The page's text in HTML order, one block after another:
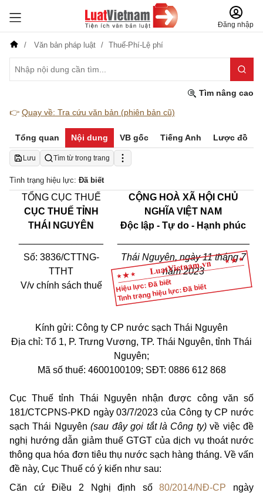
Đăng nhập
Văn bản pháp luật Thuế-Phí-Lệ phí
Tìm nâng cao
👉 Quay về: Tra cứu văn bản (phiên bản cũ)
Tổng quan Nội dung VB gốc Tiếng Anh Lược đồ
Lưu Tìm từ trong trang
Tình trạng hiệu lực: Đã biết
Hiệu lực: Đã biết
Tình trạng hiệu lực: Đã biết
TỔNG CỤC THUẾ
CỤC THU Ế TỈNH
THÁI NGUYÊN
CỘNG HOÀ XÃ HỘI CHỦ
NGHĨA VIỆT NAM
Độc lập - Tự do - Hạnh phúc
Số: 3836/CTTNG-
TTHT
V/v chính sách thuế
Thái Nguyên, ngày11tháng7
năm 2023
Kính gửi: Công ty CP nước sạch Thái Nguyên
Địa chỉ: Tổ 1, P. Trưng Vương, TP. Thái Nguyên, tỉnh Thái
Nguyên;
Mã số thuế: 4600100109; SĐT: 0886 612 868
Cục Thuế tỉnh Thái Nguyên nhận được công văn số
181/CTCPNS-PKD ngày 03/7/2023 của Công ty CP nước
sạch Thái Nguyên(sau đây gọi tắt là Công ty)về việc đề
nghị hướng dẫn giảm thuế GTGT của dịch vụ thoát nước
thông qua hóa đơn tiêu thụ nước sạch hàng tháng. Về vấn
đề này, Cục Thuế có ý kiến như sau:
Căn cứ Điều 2 Nghị định số80/2014/NĐ-CP ngày